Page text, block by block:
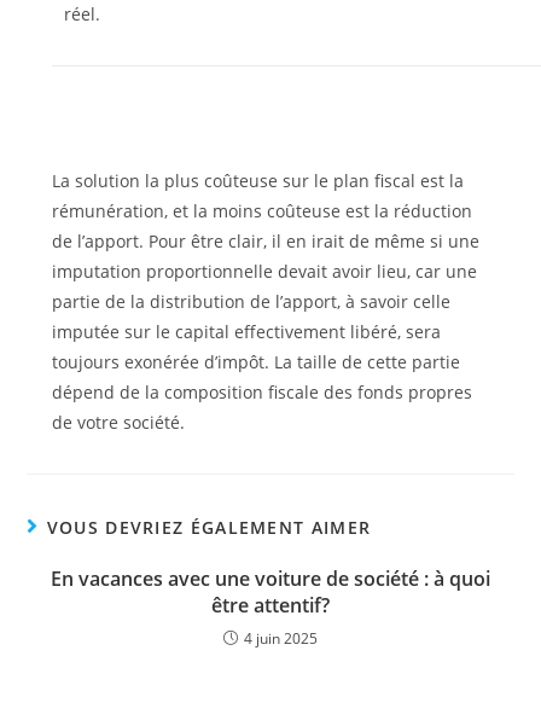
réel.
La solution la plus coûteuse sur le plan fiscal est la
rémunération, et la moins coûteuse est la réduction
de l’apport. Pour être clair, il en irait de même si une
imputation proportionnelle devait avoir lieu, car une
partie de la distribution de l’apport, à savoir celle
imputée sur le capital effectivement libéré, sera
toujours exonérée d’impôt. La taille de cette partie
dépend de la composition fiscale des fonds propres
de votre société.
VOUS DEVRIEZ ÉGALEMENT AIMER
En vacances avec une voiture de société : à quoi
être attentif?
4 juin 2025